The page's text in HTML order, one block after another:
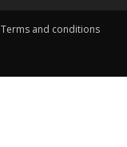
Terms and conditions